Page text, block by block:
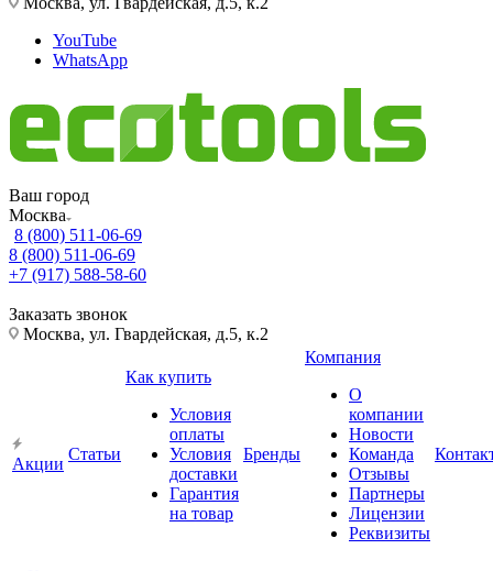
YouTube
WhatsApp
Ваш город
Москва
8 (800) 511-06-69
8 (800) 511-06-69
+7 (917) 588-58-60
Заказать звонок
Москва, ул. Гвардейская, д.5, к.2
Акции
Статьи
Как купить
Условия
оплаты
Условия
доставки
Гарантия
на товар
Бренды
Компания
О
компании
Новости
Команда
Отзывы
Партнеры
Лицензии
Реквизиты